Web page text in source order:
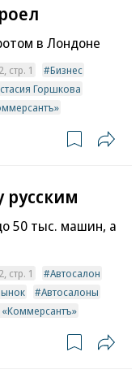
в Лондоне
стр. 1
Бизнес
Горшкова
русским
50 тыс. машин, а
стр. 1
Автосалон
Автосалоны
«Коммерсантъ»